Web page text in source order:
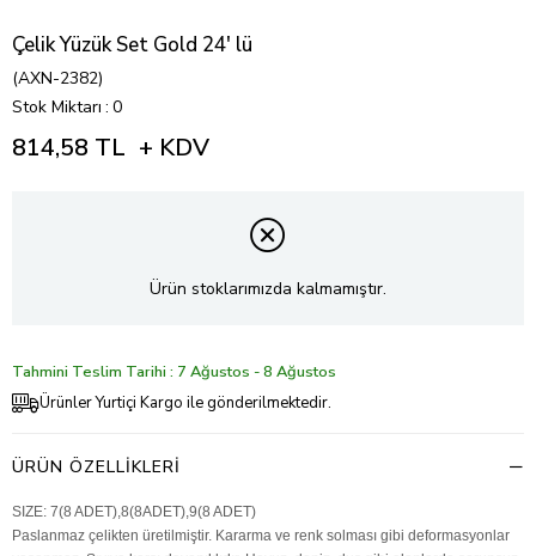
Çelik Yüzük Set Gold 24' lü
(AXN-2382)
Stok Miktarı : 0
814,58 TL + KDV
Ürün stoklarımızda kalmamıştır.
Tahmini Teslim Tarihi : 7 Ağustos - 8 Ağustos
Ürünler Yurtiçi Kargo ile gönderilmektedir.
ÜRÜN ÖZELLIKLERI
SIZE: 7(8 ADET),8(8ADET),9(8 ADET)
Paslanmaz çelikten üretilmiştir. Kararma ve renk solması gibi deformasyonlar